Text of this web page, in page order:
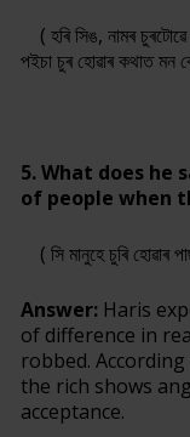
( হৰি সিঙ, নামৰ
পইচা চুৰ হোৱাৰ কথাত মন
5. What does
of people when
( সি মানুহে চুৰি হোৱাৰ
Answer: Haris
of difference in
robbed.
the rich shows
acceptance.